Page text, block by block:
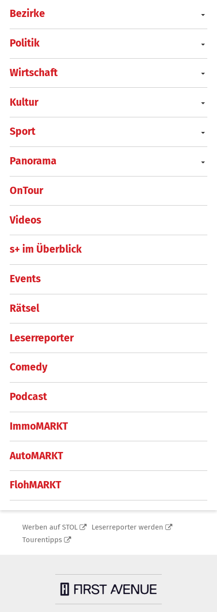
Bezirke
Politik
Wirtschaft
Kultur
Sport
Panorama
OnTour
Videos
s+ im Überblick
Events
Rätsel
Leserreporter
Comedy
Podcast
ImmoMARKT
AutoMARKT
FlohMARKT
Werben auf STOL
Leserreporter werden
Tourentipps